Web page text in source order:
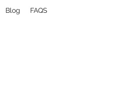
Blog FAQS